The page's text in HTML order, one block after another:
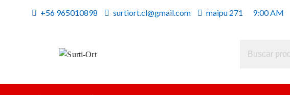
+56 965010898 surtiort.cl@gmail.com maipu 271 9:00 AM